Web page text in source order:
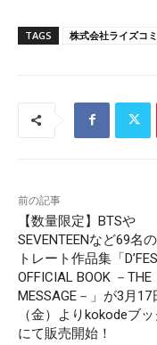
TAGS 株式会社ライズコ
前の記事
【数量限定】BTSや
SEVENTEENなど69名
トレート作品集「
OFFICIAL BOOK －THE
MESSAGE－」が3月17
（金）よりkokodeブ
にて販売開始！